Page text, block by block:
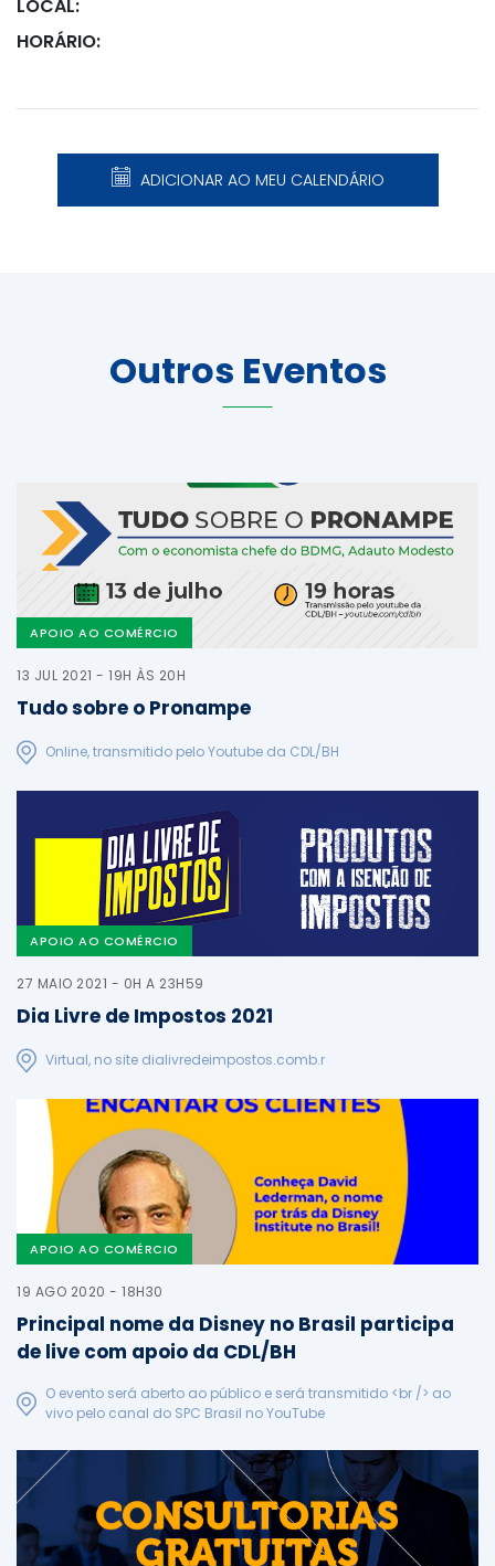
LOCAL:
HORÁRIO:
ADICIONAR AO MEU CALENDÁRIO
Outros Eventos
APOIO AO COMÉRCIO
13 JUL 2021 - 19H ÀS 20H
Tudo sobre o Pronampe
Online, transmitido pelo Youtube da CDL/BH
APOIO AO COMÉRCIO
27 MAIO 2021 - 0H A 23H59
Dia Livre de Impostos 2021
Virtual, no site dialivredeimpostos.comb.r
APOIO AO COMÉRCIO
19 AGO 2020 - 18H30
Principal nome da Disney no Brasil participa
de live com apoio da CDL/BH
O evento será aberto ao público e será transmitido <br /> ao
vivo pelo canal do SPC Brasil no YouTube